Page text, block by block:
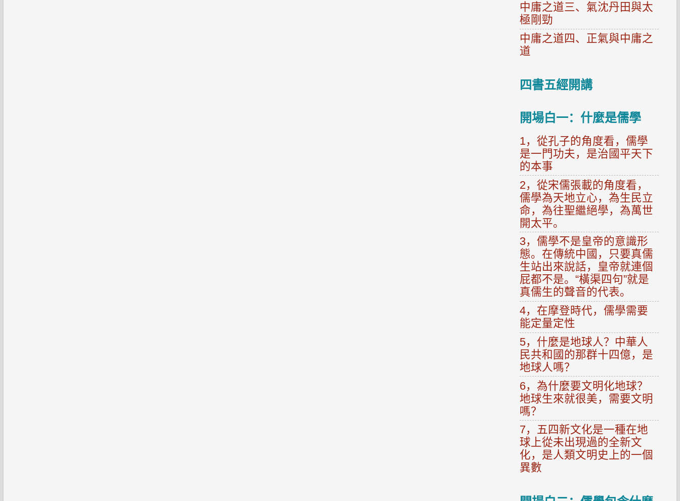
中庸之道三、氣沈丹田與太
極剛勁
中庸之道四、正氣與中庸之
道
四書五經開講
開場白一：什麼是儒學
1，從孔子的角度看，儒學
是一門功夫，是治國平天下
的本事
2，從宋儒張載的角度看，
儒學為天地立心，為生民立
命，為往聖繼絕學，為萬世
開太平。
3，儒學不是皇帝的意識形
態。在傳統中國，只要真儒
生站出來說話，皇帝就連個
屁都不是。“橫渠四句”就是
真儒生的聲音的代表。
4，在摩登時代，儒學需要
能定量定性
5，什麼是地球人？中華人
民共和國的那群十四億，是
地球人嗎？
6，為什麼要文明化地球？
地球生來就很美，需要文明
嗎？
7，五四新文化是一種在地
球上從未出現過的全新文
化，是人類文明史上的一個
異數